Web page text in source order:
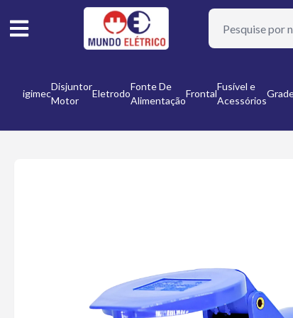
Digimec
Disjuntor
Motor
Eletrodo
Fonte De
Alimentação
Frontal
Fusível e
Acessórios